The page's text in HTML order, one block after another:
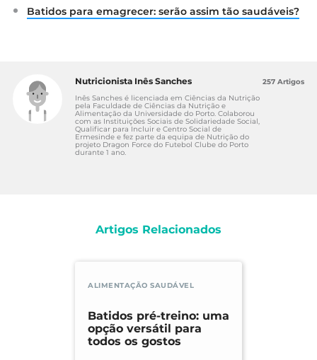
Batidos para emagrecer: serão assim tão saudáveis?
Nutricionista Inês Sanches
Inês Sanches é licenciada em Ciências da Nutrição
pela Faculdade de Ciências da Nutrição e
Alimentação da Universidade do Porto. Colaborou
com as Instituições Sociais de Solidariedade Social,
Qualificar para Incluir e Centro Social de
Ermesinde e fez parte da equipa de Nutrição do
projeto Dragon Force do Futebol Clube do Porto
durante 1 ano.
257 Artigos
Artigos Relacionados
ALIMENTAÇÃO SAUDÁVEL
Batidos pré-treino: uma
opção versátil para
todos os gostos